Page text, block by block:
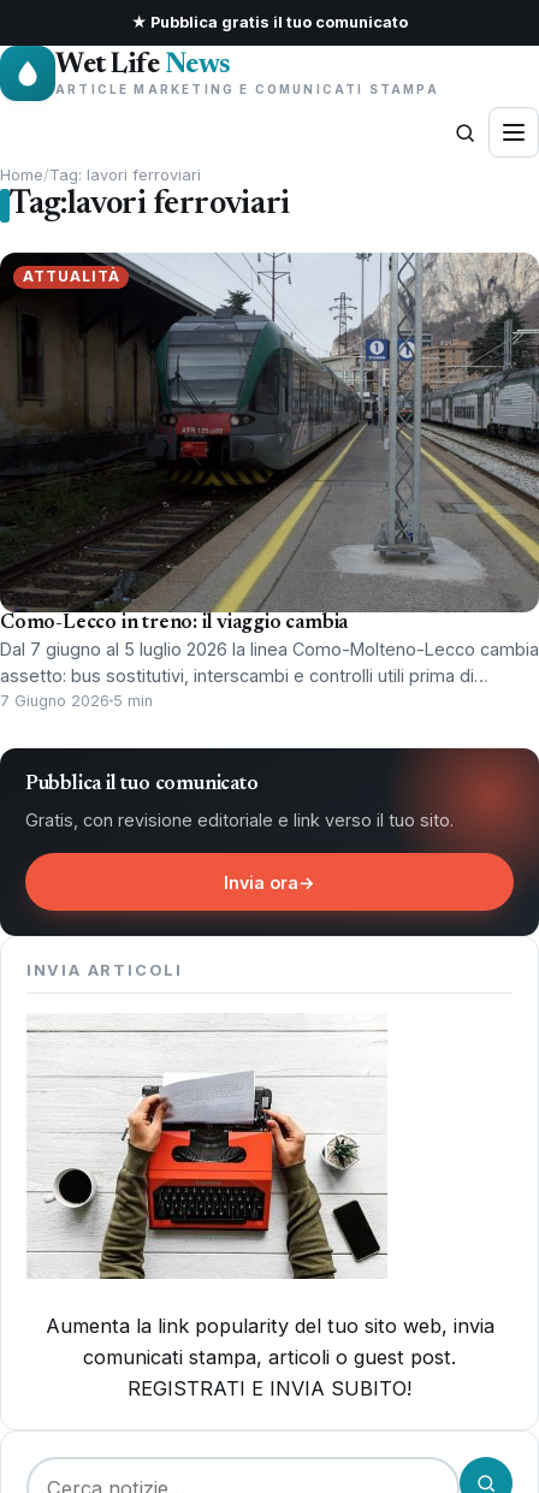
★ Pubblica gratis il tuo comunicato
Wet Life News
ARTICLE MARKETING E COMUNICATI STAMPA
Home/Tag: lavori ferroviari
Tag:lavori ferroviari
ATTUALITÀ
Como-Lecco in treno: il viaggio cambia
Dal 7 giugno al 5 luglio 2026 la linea Como-Molteno-Lecco cambia
assetto: bus sostitutivi, interscambi e controlli utili prima di…
7 Giugno 2026 5 min
Pubblica il tuo comunicato
Gratis, con revisione editoriale e link verso il tuo sito.
Invia ora→
INVIA ARTICOLI
Aumenta la link popularity del tuo sito web, invia
comunicati stampa, articoli o guest post.
REGISTRATI E INVIA SUBITO!
Cerca: